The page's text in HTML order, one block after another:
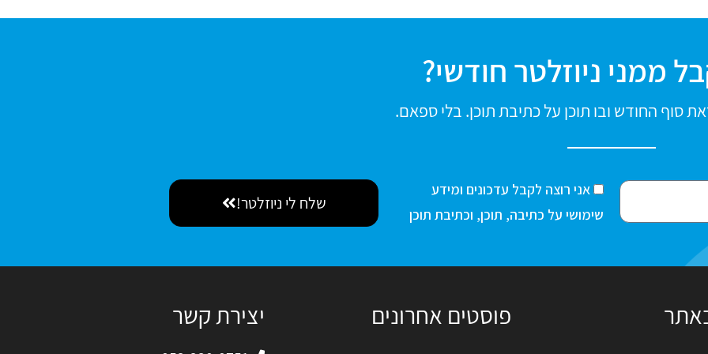
ממני ניוזלטר חודשי?
סוף החודש ובו תוכן על כתיבת תוכן. בלי ספאם.
ה
ס
אני רוצה לקבל עדכונים ומידע
שימושי על כתיבה, תוכן, וכתיבת תוכן
שלח לי ניוזלטר!
פוסטים אחרונים יצירת קשר